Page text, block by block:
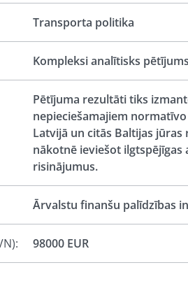
Transporta politika
Kompleksi analītisks pētījums
Pētījuma rezultāti tiks
nepieciešamajiem
Latvijā un citās Baltijas jūras
nākotnē ieviešot ilgtspējīgas
risinājumus.
Ārvalstu finanšu palīdzības
98000 EUR